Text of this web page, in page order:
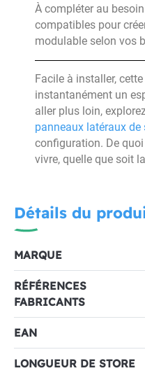
À compléter au
compatibles pour
modulable selon vos
Facile à installer,
instantanément un
aller plus loin,
panneaux latéraux de
configuration. De
vivre, quelle que soit
Détails du
MARQUE
RÉFÉRENCES
FABRICANTS
EAN
LONGUEUR DE STORE